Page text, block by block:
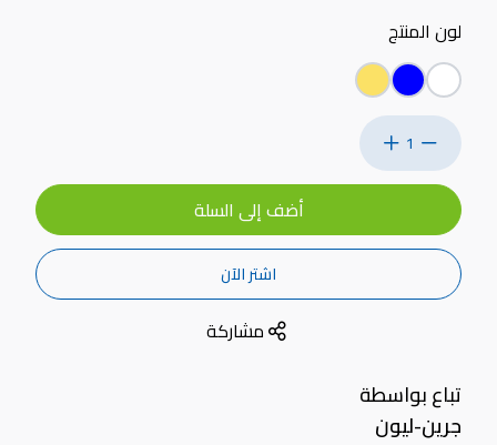
لون المنتج
1
أضف إلى السلة
اشتر الآن
مشاركة
تباع بواسطة
جرين-ليون